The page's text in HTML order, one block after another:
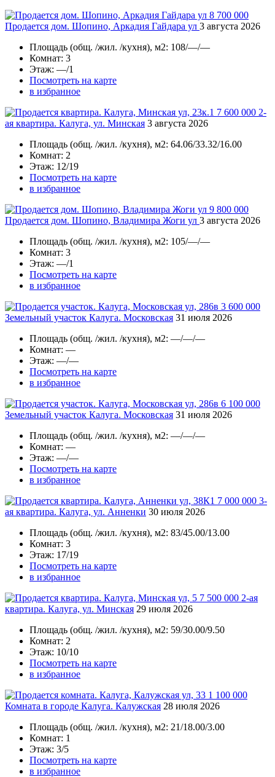
8 700 000
Продается дом. Шопино, Аркадия Гайдара ул 3 августа 2026
Площадь (общ. /жил. /кухня), м2: 108/—/—
Комнат: 3
Этаж: —/1
Посмотреть на карте
в избранное
7 600 000 2-
ая квартира. Калуга, ул. Минская 3 августа 2026
Площадь (общ. /жил. /кухня), м2: 64.06/33.32/16.00
Комнат: 2
Этаж: 12/19
Посмотреть на карте
в избранное
9 800 000
Продается дом. Шопино, Владимира Жоги ул 3 августа 2026
Площадь (общ. /жил. /кухня), м2: 105/—/—
Комнат: 3
Этаж: —/1
Посмотреть на карте
в избранное
3 600 000
Земельный участок Калуга. Московская 31 июля 2026
Площадь (общ. /жил. /кухня), м2: —/—/—
Комнат: —
Этаж: —/—
Посмотреть на карте
в избранное
6 100 000
Земельный участок Калуга. Московская 31 июля 2026
Площадь (общ. /жил. /кухня), м2: —/—/—
Комнат: —
Этаж: —/—
Посмотреть на карте
в избранное
7 000 000 3-
ая квартира. Калуга, ул. Анненки 30 июля 2026
Площадь (общ. /жил. /кухня), м2: 83/45.00/13.00
Комнат: 3
Этаж: 17/19
Посмотреть на карте
в избранное
7 500 000 2-ая
квартира. Калуга, ул. Минская 29 июля 2026
Площадь (общ. /жил. /кухня), м2: 59/30.00/9.50
Комнат: 2
Этаж: 10/10
Посмотреть на карте
в избранное
1 100 000
Комната в городе Калуга. Калужская 28 июля 2026
Площадь (общ. /жил. /кухня), м2: 21/18.00/3.00
Комнат: 1
Этаж: 3/5
Посмотреть на карте
в избранное